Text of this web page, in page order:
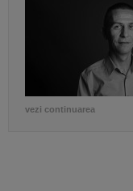
vezi continuarea